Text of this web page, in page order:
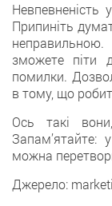
Невпевненість
Припиніть
зможете піти
помилки.
в тому, що
Ось такі
Запам’ятайте:
можна
Джерело: